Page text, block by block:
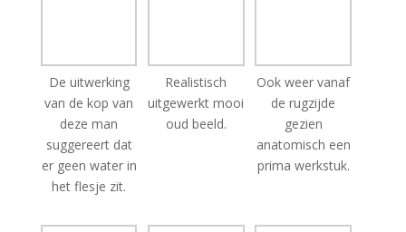
van de kop van
deze man
suggereert dat
er geen water in
het flesje zit.
uitgewerkt mooi
oud beeld.
de rugzijde
gezien
anatomisch een
prima werkstuk.